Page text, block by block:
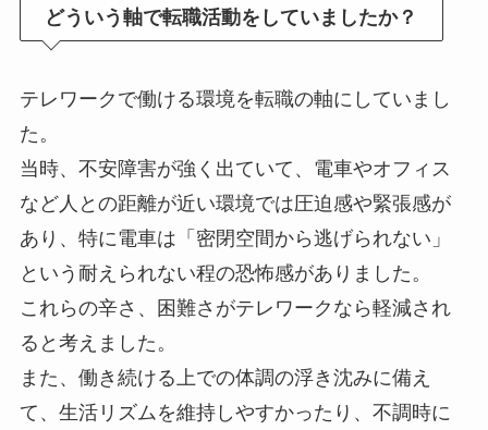
どういう軸で転職活動をしていましたか？
テレワークで働ける環境を転職の軸にしていまし
た。
当時、不安障害が強く出ていて、電車やオフィス
など人との距離が近い環境では圧迫感や緊張感が
あり、特に電車は「密閉空間から逃げられない」
という耐えられない程の恐怖感がありました。
これらの辛さ、困難さがテレワークなら軽減され
ると考えました。
また、働き続ける上での体調の浮き沈みに備え
て、生活リズムを維持しやすかったり、不調時に